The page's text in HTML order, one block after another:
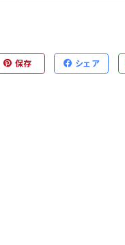
保存 シェア